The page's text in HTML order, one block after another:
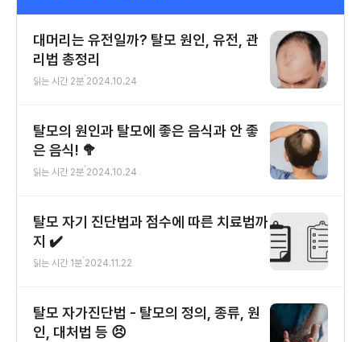
대머리는 유전일까? 탈모 원인, 유전, 관
리법 총정리
읽는 시간 2분 2024.10.24
탈모의 원인과 탈모에 좋은 음식과 안 좋
은 음식! 🥦
읽는 시간 2분 2024.10.24
탈모 자기 진단법과 점수에 따른 치료법까
지 ✔️
읽는 시간 1분 2024.11.22
탈모 자가진단법 - 탈모의 정의, 종류, 원
인, 대처법 등 😣